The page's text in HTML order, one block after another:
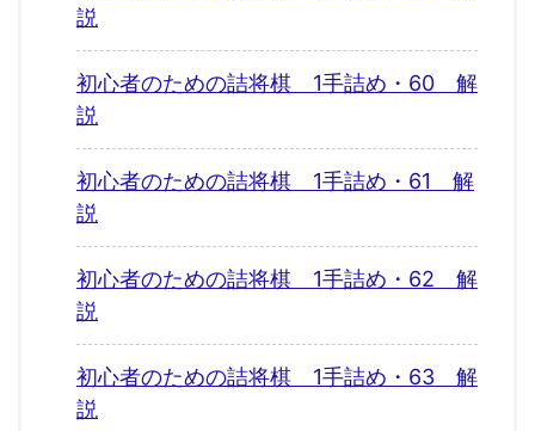
説
初心者のための詰将棋 1手詰め・60 解
説
初心者のための詰将棋 1手詰め・61 解
説
初心者のための詰将棋 1手詰め・62 解
説
初心者のための詰将棋 1手詰め・63 解
説